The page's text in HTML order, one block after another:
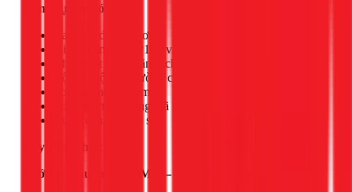
Dụng cụ cần có:
Bay trét, dao sủi sơn
Giấy nhám (loại P150 và P320)
Chổi quét bụi, khăn sạch, xô đựng nước
Bột bả (bột trét) tường chất lượng tốt
Sơn lót chống kiềm
Sơn phủ màu (cùng mã màu với tường cũ nếu có)
Rulo (con lăn), cọ sơn
Quy trình thực hiện:
Bước 1: Chuẩn Bị Bề Mặt – Bước Quan Trọng Nhất